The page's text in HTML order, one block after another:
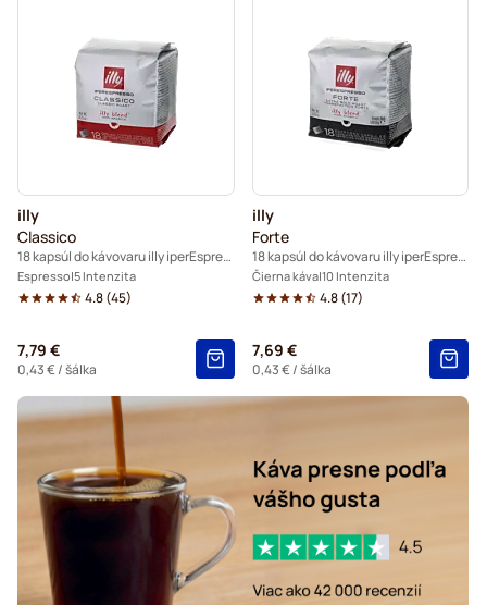
illy
Classico
18 kapsúl do kávovaru illy iperEspresso
Espresso 5 Intenzita
4.8(45)
7,79 €
0,43 €/ šálka
illy
Forte
18 kapsúl do kávovaru illy iperEspresso
Čierna káva 10 Intenzita
4.8(17)
7,69 €
0,43 €/ šálka